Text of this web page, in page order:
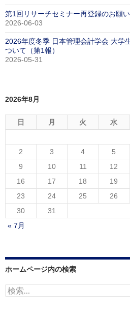
第1回リサーチセミナー再登録のお願い
2026-06-03
2026年度冬季 日本管理会計学会 大学
ついて（第1報）
2026-05-31
2026年8月
日 月 火 水
2
3 4 5
9
10 11 12
16
17 18 19
23
24 25 26
30
31
« 7月
ホームページ内の検索
検
索: